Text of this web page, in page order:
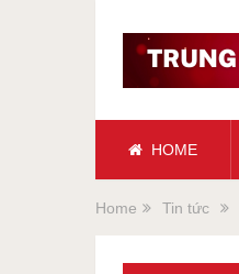
HOME
Home Tin tức